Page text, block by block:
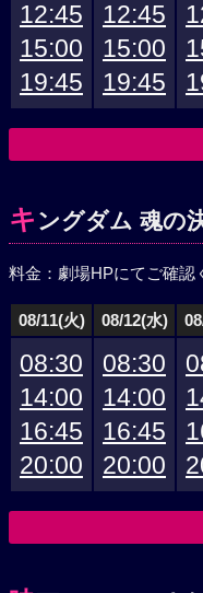
12:45
15:00
19:45
12:45
15:00
19:45
キ ングダム 魂の
料金：劇場HPにてご確認
08/11(火) 08/12(水)
08:30
14:00
16:45
20:00
08:30
14:00
16:45
20:00